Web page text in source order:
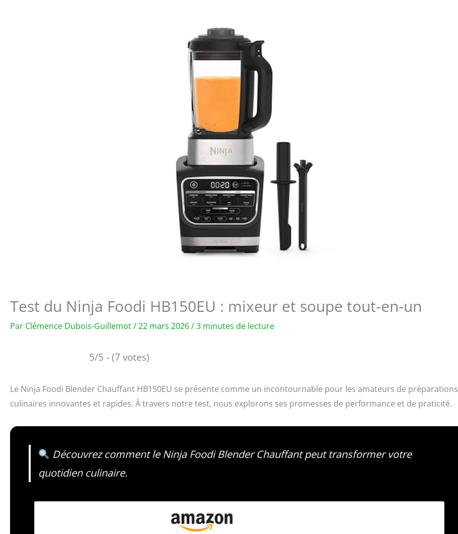
Test du Ninja Foodi HB150EU : mixeur et soupe tout-en-un
Par Clémence Dubois-Guillemot/22 mars 2026/3 minutes de lecture
5/5 - (7 votes)
Le Ninja Foodi Blender Chauffant HB150EU se présente comme un incontournable pour les amateurs de préparations
culinaires innovantes et rapides. À travers notre test, nous explorons ses promesses de performance et de praticité.
Découvrez comment le Ninja Foodi Blender Chauffant peut transformer votre
quotidien culinaire.